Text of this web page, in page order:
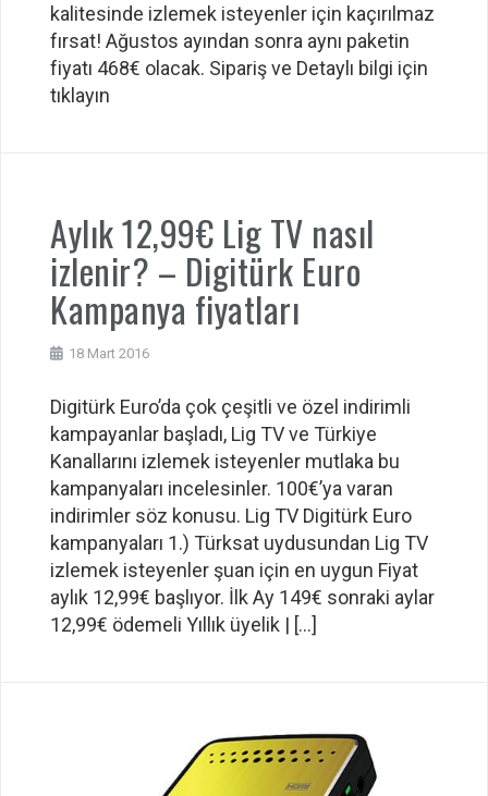
kalitesinde izlemek isteyenler için kaçırılmaz
fırsat! Ağustos ayından sonra aynı paketin
fiyatı 468€ olacak. Sipariş ve Detaylı bilgi için
tıklayın
Aylık 12,99€ Lig TV nasıl
izlenir? – Digitürk Euro
Kampanya fiyatları
18 Mart 2016
Digitürk Euro’da çok çeşitli ve özel indirimli
kampayanlar başladı, Lig TV ve Türkiye
Kanallarını izlemek isteyenler mutlaka bu
kampanyaları incelesinler. 100€’ya varan
indirimler söz konusu. Lig TV Digitürk Euro
kampanyaları 1.) Türksat uydusundan Lig TV
izlemek isteyenler şuan için en uygun Fiyat
aylık 12,99€ başlıyor. İlk Ay 149€ sonraki aylar
12,99€ ödemeli Yıllık üyelik | […]